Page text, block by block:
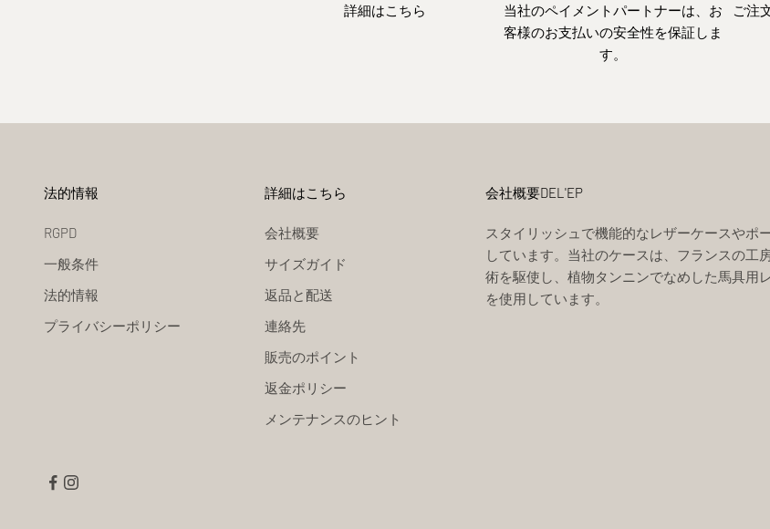
詳細はこちら
当社のペイメントパートナーは、お
客様のお支払いの安全性を保証しま
す。
ご注
法的情報
RGPD
一般条件
法的情報
プライバシーポリシー
詳細はこちら
会社概要
サイズガイド
返品と配送
連絡先
販売のポイント
返金ポリシー
メンテナンスのヒント
会社概要DEL'EP
スタイリッシュで機能的なレザーケースやポ
しています。当社のケースは、フランスの工
術を駆使し、植物タンニンでなめした馬具用
を使用しています。